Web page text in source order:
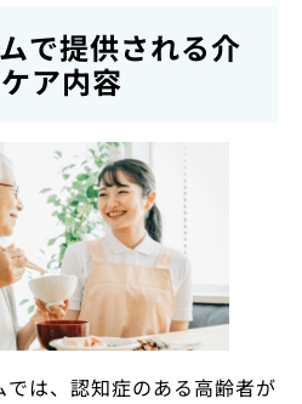
で提供される介
ア内容
は、認知症のある高齢者が